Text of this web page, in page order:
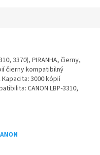
3370), PIRANHA, čierny,
čierny kompatibilný
3000 kópií
CANON LBP-3310,